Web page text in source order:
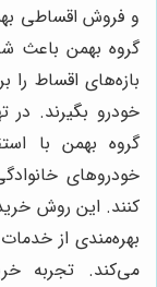
و فروش اقساطی
گروه بهمن باعث
بازه‌های اقساط
خودرو بگیرند.
گروه بهمن با
خودروهای
کنند. این روش
بهره‌مندی از
می‌کند. تجربه